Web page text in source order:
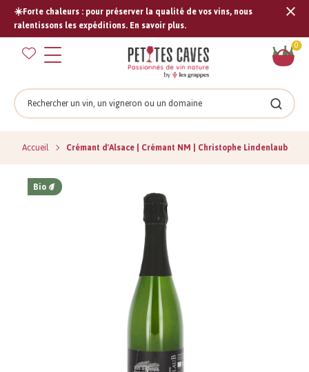
☀️Forte chaleurs : pour préserver la qualité de vos vins, nous
ralentissons les expéditions. En savoir plus.
0
Rechercher
Accueil Crémant d'Alsace | Crémant NM | Christophe Lindenlaub
Bio